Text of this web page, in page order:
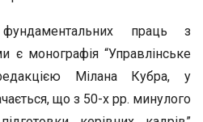
праць з
є монографія “Управлінське
Мілана Кубра, у
що з 50-х рр. минулого